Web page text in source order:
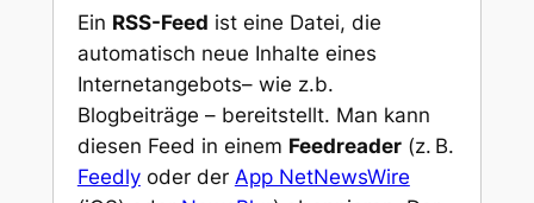
Ein RSS-Feed ist eine Datei, die
automatisch neue Inhalte eines
Internetangebots– wie z.b.
Blogbeiträge – bereitstellt. Man kann
diesen Feed in einem Feedreader(z. B.
Feedlyoder der App NetNewsWire